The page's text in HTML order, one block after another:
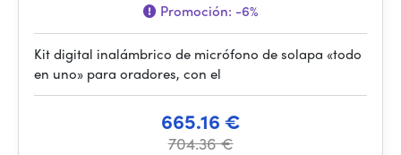
Promoción: -6%
Kit digital inalámbrico de micrófono de solapa «todo
en uno» para oradores, con el
665.16 €
704.36 €